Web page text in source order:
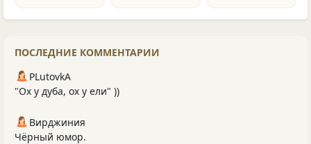
ПОСЛЕДНИЕ КОММЕНТАРИИ
PLutоvkА
"Ох у дуба, ох у ели" ))
Вирджиния
Чёрный юмор.